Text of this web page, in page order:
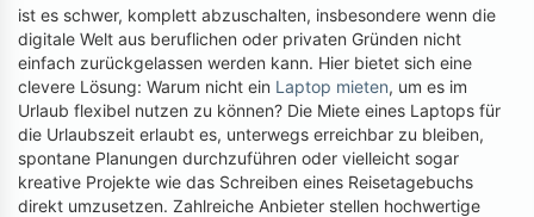
ist es schwer, komplett abzuschalten, insbesondere wenn die
digitale Welt aus beruflichen oder privaten Gründen nicht
einfach zurückgelassen werden kann. Hier bietet sich eine
clevere Lösung: Warum nicht ein Laptop mieten, um es im
Urlaub flexibel nutzen zu können? Die Miete eines Laptops für
die Urlaubszeit erlaubt es, unterwegs erreichbar zu bleiben,
spontane Planungen durchzuführen oder vielleicht sogar
kreative Projekte wie das Schreiben eines Reisetagebuchs
direkt umzusetzen. Zahlreiche Anbieter stellen hochwertige